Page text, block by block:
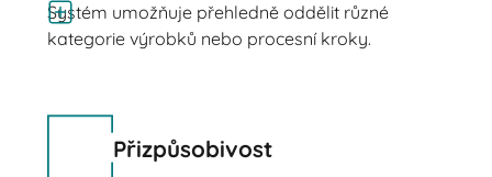
Systém umožňuje přehledně oddělit různé
kategorie výrobků nebo procesní kroky.
Přizpůsobivost